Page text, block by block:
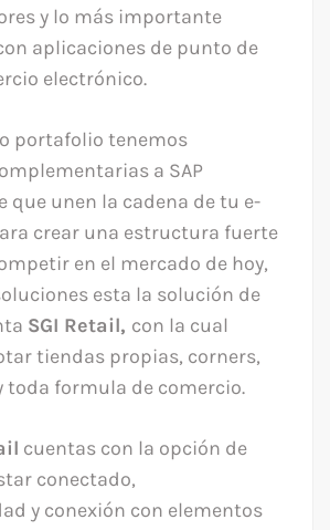
y lo más importante
aplicaciones de punto de
electrónico.
portafolio tenemos
a SAP
que unen la cadena de tu e-
crear una estructura fuerte
en el mercado de hoy,
esta la solución de
SGI Retail, con la cual
tiendas propias, corners,
toda formula de comercio.
cuentas con la opción de
conectado,
y conexión con elementos